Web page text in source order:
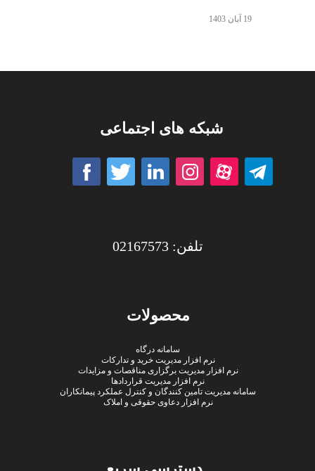
19 آبان 1403
شبکه های اجتماعی
تلفن: 02167573
محصولات
سامانه درگاه
نرم افزار مدیریت خرید و تدارکات
نرم افزار مدیریت برگزاری مناقصات و مزایدات
نرم افزار مدیریت قراردادها
سامانه مدیریت تامین کنندگان و کنترل عملکرد پیمانکاران
نرم افزار دعاوی حقوقی و املاک